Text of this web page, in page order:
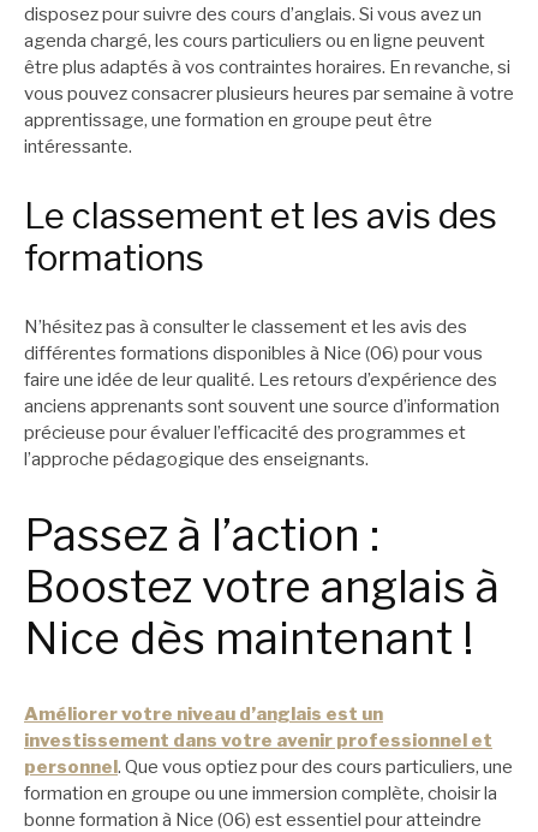
disposez pour suivre des cours d’anglais. Si vous avez un
agenda chargé, les cours particuliers ou en ligne peuvent
être plus adaptés à vos contraintes horaires. En revanche, si
vous pouvez consacrer plusieurs heures par semaine à votre
apprentissage, une formation en groupe peut être
intéressante.
Le classement et les avis des
formations
N’hésitez pas à consulter le classement et les avis des
différentes formations disponibles à Nice (06) pour vous
faire une idée de leur qualité. Les retours d’expérience des
anciens apprenants sont souvent une source d’information
précieuse pour évaluer l’efficacité des programmes et
l’approche pédagogique des enseignants.
Passez à l’action :
Boostez votre anglais à
Nice dès maintenant !
Améliorer votre niveau d’anglais est un
investissement dans votre avenir professionnel et
personnel. Que vous optiez pour des cours particuliers, une
formation en groupe ou une immersion complète, choisir la
bonne formation à Nice (06) est essentiel pour atteindre